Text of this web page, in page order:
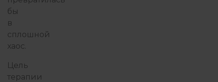
бы
в
сплошной
хаос.
Цель
терапии